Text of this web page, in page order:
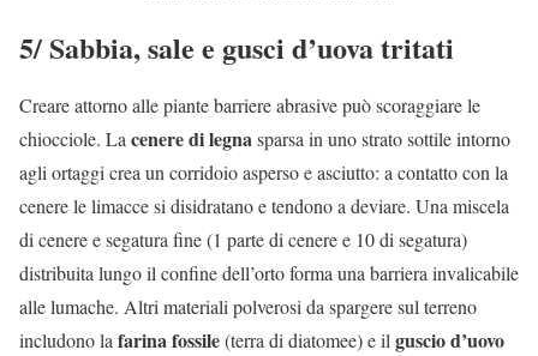
5/ Sabbia, sale e gusci d’uova tritati
Creare attorno alle piante barriere abrasive può scoraggiare le
chiocciole. La cenere di legnasparsa in uno strato sottile intorno
agli ortaggi crea un corridoio asperso e asciutto: a contatto con la
cenere le limacce si disidratano e tendono a deviare. Una miscela
di cenere e segatura fine (1 parte di cenere e 10 di segatura)
distribuita lungo il confine dell’orto forma una barriera invalicabile
alle lumache. Altri materiali polverosi da spargere sul terreno
includono la farina fossile(terra di diatomee) e il guscio d’uovo